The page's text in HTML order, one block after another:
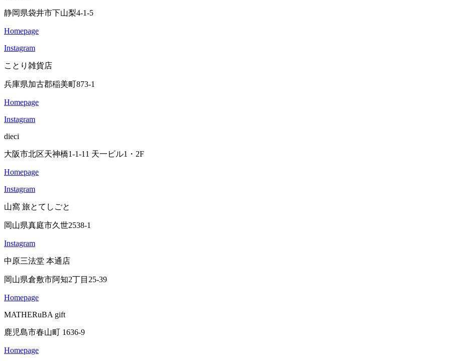
静岡県袋井市下山梨4-1-5
Homepage
Instagram
ことり雑貨店
兵庫県加古郡稲美町873-1
Homepage
Instagram
dieci
大阪市北区天神橋1-1-11 天一ビル1・2F
Homepage
Instagram
山窩 旅とてしごと
岡山県真庭市久世2538-1
Instagram
中原三法堂 本通店
岡山県倉敷市阿知2丁目25-39
Homepage
MATHERuBA gift
鹿児島市春山町 1636-9
Homepage